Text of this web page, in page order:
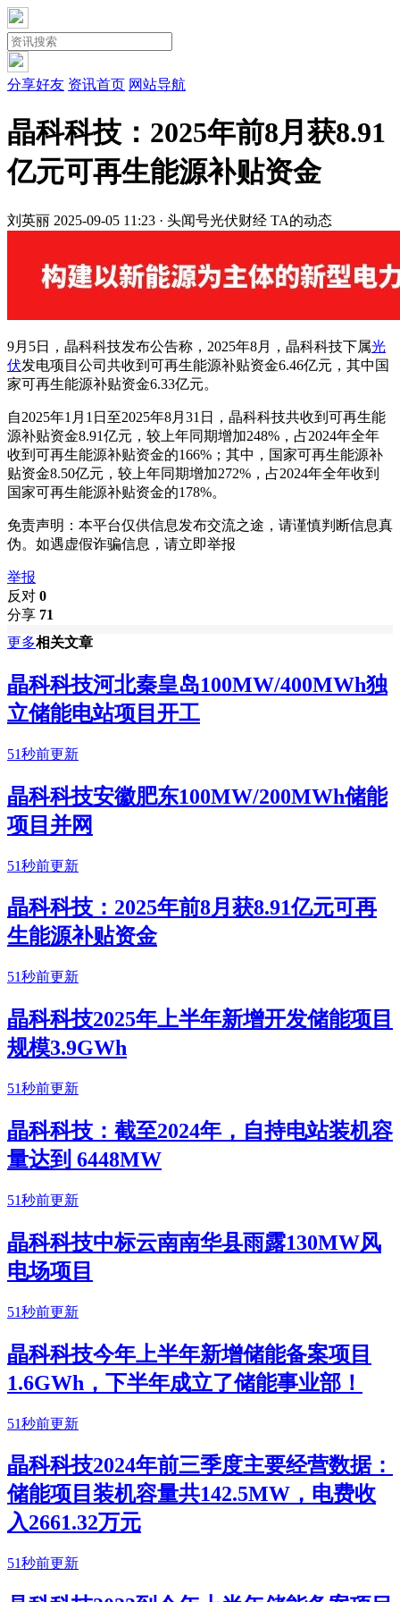
分享好友 资讯首页 网站导航
晶科科技：2025年前8月获8.91
亿元可再生能源补贴资金
刘英丽 2025-09-05 11:23 · 头闻号光伏财经 TA的动态
9月5日，晶科科技发布公告称，2025年8月，晶科科技下属光
伏发电项目公司共收到可再生能源补贴资金6.46亿元，其中国
家可再生能源补贴资金6.33亿元。
自2025年1月1日至2025年8月31日，晶科科技共收到可再生能
源补贴资金8.91亿元，较上年同期增加248%，占2024年全年
收到可再生能源补贴资金的166%；其中，国家可再生能源补
贴资金8.50亿元，较上年同期增加272%，占2024年全年收到
国家可再生能源补贴资金的178%。
免责声明：本平台仅供信息发布交流之途，请谨慎判断信息真
伪。如遇虚假诈骗信息，请立即举报
举报
反对 0
分享 71
更多相关文章
晶科科技河北秦皇岛100MW/400MWh独
立储能电站项目开工
51秒前更新
晶科科技安徽肥东100MW/200MWh储能
项目并网
51秒前更新
晶科科技：2025年前8月获8.91亿元可再
生能源补贴资金
51秒前更新
晶科科技2025年上半年新增开发储能项目
规模3.9GWh
51秒前更新
晶科科技：截至2024年，自持电站装机容
量达到 6448MW
51秒前更新
晶科科技中标云南南华县雨露130MW风
电场项目
51秒前更新
晶科科技今年上半年新增储能备案项目
1.6GWh，下半年成立了储能事业部！
51秒前更新
晶科科技2024年前三季度主要经营数据：
储能项目装机容量共142.5MW，电费收
入2661.32万元
51秒前更新